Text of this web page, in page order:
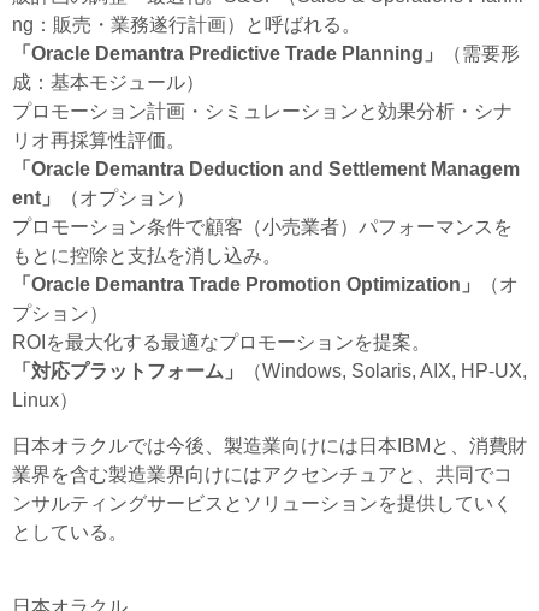
ng：販売・業務遂行計画）と呼ばれる。
「Oracle Demantra Predictive Trade Planning」
（需要形
成：基本モジュール）
プロモーション計画・シミュレーションと効果分析・シナ
リオ再採算性評価。
「Oracle Demantra Deduction and Settlement Managem
ent」
（オプション）
プロモーション条件で顧客（小売業者）パフォーマンスを
もとに控除と支払を消し込み。
「Oracle Demantra Trade Promotion Optimization」
（オ
プション）
ROIを最大化する最適なプロモーションを提案。
「対応プラットフォーム」
（Windows, Solaris, AIX, HP-UX,
Linux）
日本オラクルでは今後、製造業向けには日本IBMと、消費財
業界を含む製造業界向けにはアクセンチュアと、共同でコ
ンサルティングサービスとソリューションを提供していく
としている。